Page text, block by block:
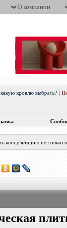
О компании
кровлю выбрать?
консультацию не только